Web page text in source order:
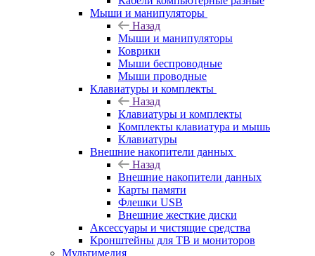
Мыши и манипуляторы
Назад
Мыши и манипуляторы
Коврики
Мыши беспроводные
Мыши проводные
Клавиатуры и комплекты
Назад
Клавиатуры и комплекты
Комплекты клавиатура и мышь
Клавиатуры
Внешние накопители данных
Назад
Внешние накопители данных
Карты памяти
Флешки USB
Внешние жесткие диски
Аксессуары и чистящие средства
Кронштейны для ТВ и мониторов
Мультимедия